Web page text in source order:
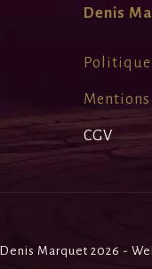
Denis
CGV
Marquet 2026 -